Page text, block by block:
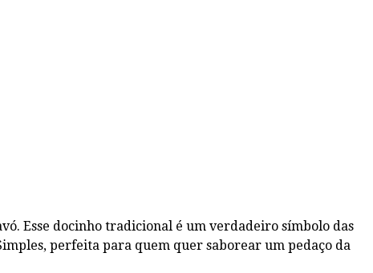
Esse docinho tradicional é um verdadeiro símbolo das
perfeita para quem quer saborear um pedaço da